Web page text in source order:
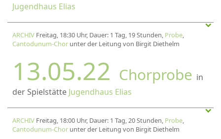
Jugendhaus Elias
ARCHIV Freitag, 18:30 Uhr, Dauer: 1 Tag, 19 Stunden, Probe,
Cantodunum-Chor unter der Leitung von Birgit Diethelm
13.05.22 Chorprobe in
der Spielstätte Jugendhaus Elias
ARCHIV Freitag, 18:00 Uhr, Dauer: 1 Tag, 20 Stunden, Probe,
Cantodunum-Chor unter der Leitung von Birgit Diethelm